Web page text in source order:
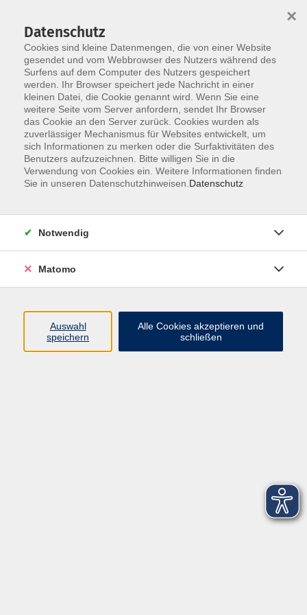
Skip to main content
You are here:
über uns unsere Kursleiter:innen
Der Dozent konnte leider nicht gefunden
werden
Social Media
Barrierefreiheitserklärung
Datenschutz
Cookies sind kleine Datenmengen, die von einer Website
gesendet und vom Webbrowser des Nutzers während des
Surfens auf dem Computer des Nutzers gespeichert
werden. Ihr Browser speichert jede Nachricht in einer
kleinen Datei, die Cookie genannt wird. Wenn Sie eine
weitere Seite vom Server anfordern, sendet Ihr Browser
das Cookie an den Server zurück. Cookies wurden als
zuverlässiger Mechanismus für Websites entwickelt, um
sich Informationen zu merken oder die Surfaktivitäten des
Benutzers aufzuzeichnen. Bitte willigen Sie in die
Verwendung von Cookies ein. Weitere Informationen finden
Sie in unseren Datenschutzhinweisen. Datenschutz
×
Notwendig
Matomo
Auswahl
speichern
Alle Cookies akzeptieren und
schließen